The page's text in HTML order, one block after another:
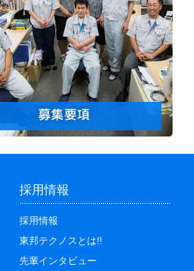
採用情報
採用情報
東邦テクノスとは!!
先輩インタビュー